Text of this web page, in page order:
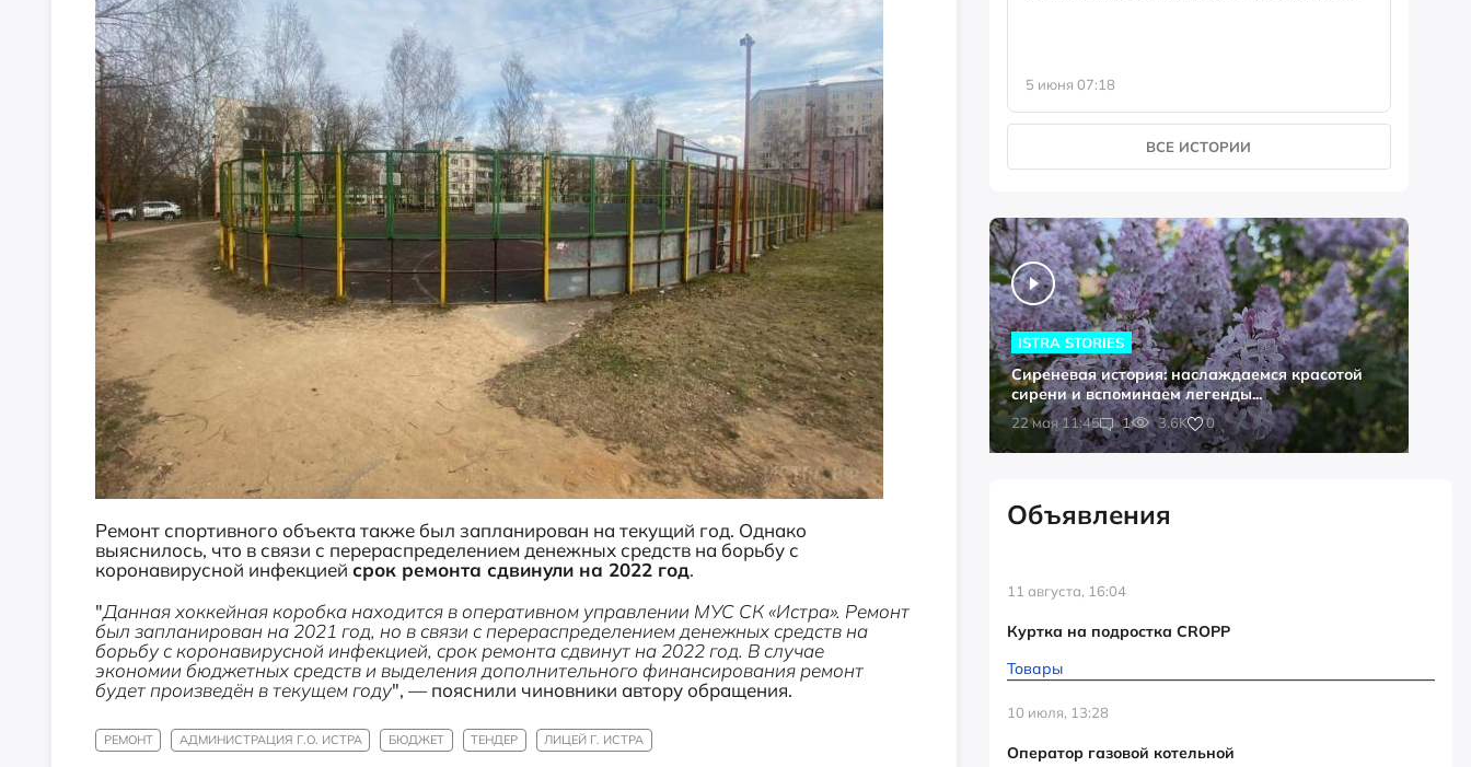
Ремонт спортивного объекта также был запланирован на текущий год. Однако
выяснилось, что в связи с перераспределением денежных средств на борьбу с
коронавирусной инфекцией срок ремонта сдвинули на 2022 год.
"Данная хоккейная коробка находится в оперативном управлении МУС СК «Истра». Ремонт
был запланирован на 2021 год, но в связи с перераспределением денежных средств на
борьбу с коронавирусной инфекцией, срок ремонта сдвинут на 2022 год. В случае
экономии бюджетных средств и выделения дополнительного финансирования ремонт
будет произведён в текущем году", — пояснили чиновники автору обращения.
РЕМОНТ АДМИНИСТРАЦИЯ Г.О. ИСТРА БЮДЖЕТ ТЕНДЕР ЛИЦЕЙ Г. ИСТРА
5 июня 07:18
ВСЕ ИСТОРИИ
22 мая 11:45 1 3.6K 0
ISTRA STORIES
Сиреневая история: наслаждаемся красотой
сирени и вспоминаем легенды...
Объявления
11 августа, 16:04
Куртка на подростка CROPP
Товары
10 июля, 13:28
Оператор газовой котельной